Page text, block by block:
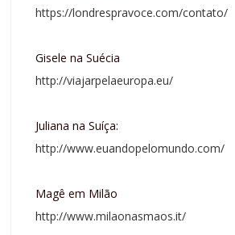
https://londrespravoce.com/contato/
Gisele na Suécia
http://viajarpelaeuropa.eu/
Juliana na Suíça:
http://www.euandopelomundo.com/
Magê em Milão
http://www.milaonasmaos.it/